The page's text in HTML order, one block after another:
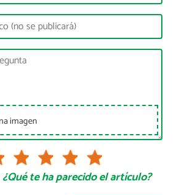
imagen
¿Qué te ha parecido el artículo?